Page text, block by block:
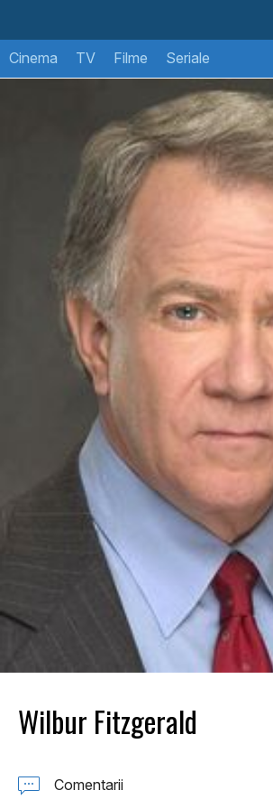
Cinema TV Filme Seriale
Wilbur Fitzgerald
Comentarii